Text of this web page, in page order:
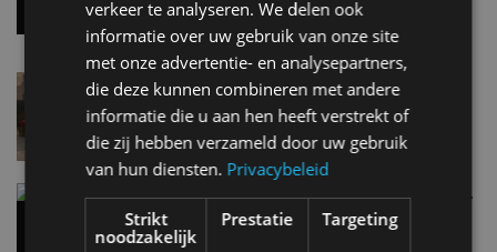
Lamborghini Revuelto eert 60 jaar Miura met
speciale editie
6 aug
Carbon fibre op je laadkabel: nergens voor nodig,
en precies daarom geweldig
5 aug
verkeer te analyseren. We delen ook
informatie over uw gebruik van onze site
met onze advertentie- en analysepartners,
die deze kunnen combineren met andere
informatie die u aan hen heeft verstrekt of
die zij hebben verzameld door uw gebruik
van hun diensten. Privacybeleid
Strikt
noodzakelijk
Prestatie Targeting